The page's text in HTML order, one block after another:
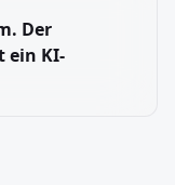
Der
ein KI-